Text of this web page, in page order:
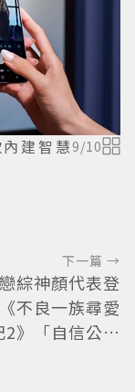
建智慧 9/10
下一篇 →
綜神顏代表登
不良一族尋愛
2》「自信公關